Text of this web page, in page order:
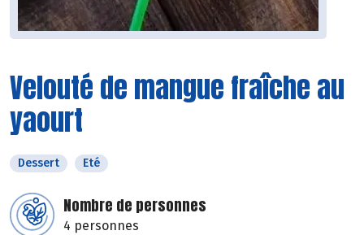
Velouté de mangue fraîche au
yaourt
Dessert Eté
Nombre de personnes
4 personnes